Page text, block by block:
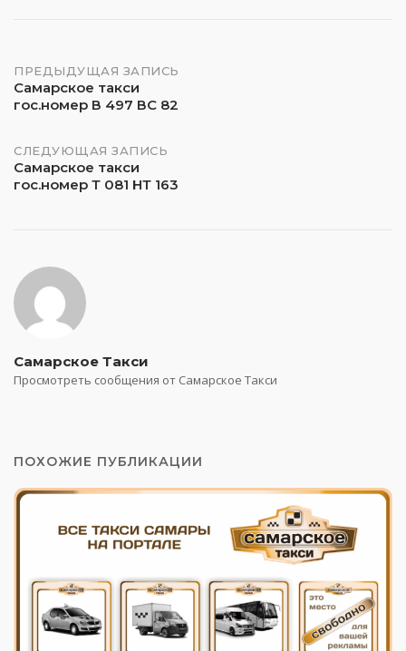
Навигация
по
записям
ПРЕДЫДУЩАЯ ЗАПИСЬ
Самарское такси
гос.номер В 497 ВС 82
СЛЕДУЮЩАЯ ЗАПИСЬ
Самарское такси
гос.номер Т 081 НТ 163
Самарское Такси
Просмотреть сообщения от Самарское Такси
ПОХОЖИЕ ПУБЛИКАЦИИ